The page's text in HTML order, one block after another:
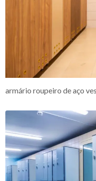
armário roupeiro de aço